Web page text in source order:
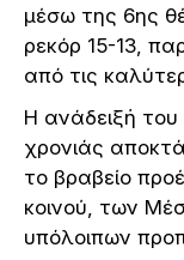
μέσω της 6ης
ρεκόρ 15-13,
από τις
Η ανάδειξή
χρονιάς
το βραβείο
κοινού, των
υπόλοιπων